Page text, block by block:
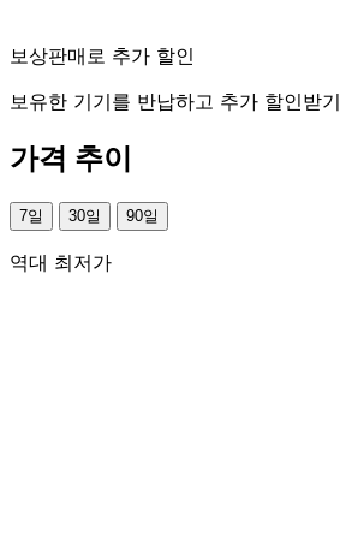
보상판매로 추가 할인
보유한 기기를 반납하고 추가 할인받기
가격 추이
7일 30일 90일
역대 최저가